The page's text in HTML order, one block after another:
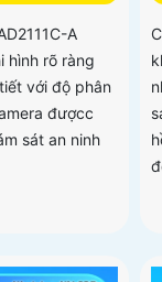
A
hình rõ ràng
với độ phân
đượcc
sát an ninh